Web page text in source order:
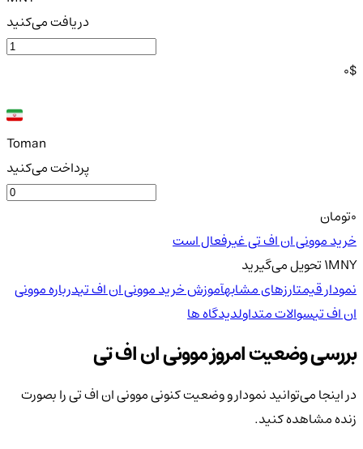
دریافت می‌کنید
0$
Toman
پرداخت می‌کنید
تومان
خرید موونی ان اف تی غیرفعال است
1MNYتحویلمی‌گیرید
نمودار قیمتارزهای مشابهآموزش خرید موونی ان اف تیدرباره موونی
ان اف تیسوالات متداولدیدگاه ها
بررسی وضعیت امروز موونی ان اف تی
در اینجا می‌توانید نمودار و وضعیت کنونی موونی ان اف تی را بصورت
زنده مشاهده کنید.